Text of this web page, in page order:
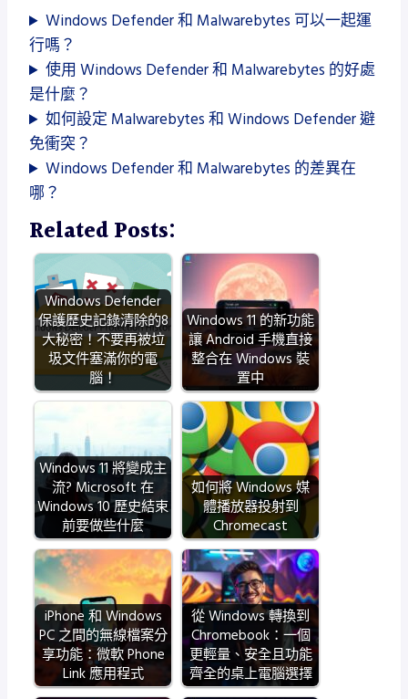
Windows Defender 和 Malwarebytes 可以一起運
行嗎？
使用 Windows Defender 和 Malwarebytes 的好處
是什麼？
如何設定 Malwarebytes 和 Windows Defender 避
免衝突？
Windows Defender 和 Malwarebytes 的差異在
哪？
Related Posts:
Windows Defender
保護歷史記錄清除的8
大秘密！不要再被垃
圾文件塞滿你的電
腦！
Windows 11 的新功能
讓 Android 手機直接
整合在 Windows 裝
置中
Windows 11 將變成主
流? Microsoft 在
Windows 10 歷史結束
前要做些什麼
如何將 Windows 媒
體播放器投射到
Chromecast
iPhone 和 Windows
PC 之間的無線檔案分
享功能：微軟 Phone
Link 應用程式
從 Windows 轉換到
Chromebook：一個
更輕量、安全且功能
齊全的桌上電腦選擇